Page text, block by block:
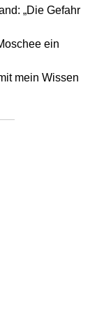
„Die Gefahr
ein
mein Wissen